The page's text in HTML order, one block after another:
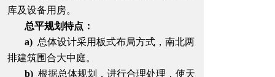
库及设备用房。
总平规划特点：
a) 总体设计采用板式布局方式，南北两
排建筑围合大中庭。
b) 根据总体规划，进行合理处理，使天